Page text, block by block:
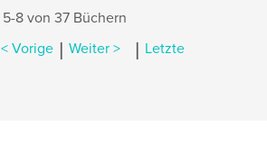
5-8 von 37 Büchern
< Vorige | Weiter > | Letzte